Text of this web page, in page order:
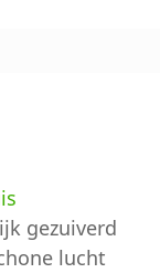
gezuiverd
lucht